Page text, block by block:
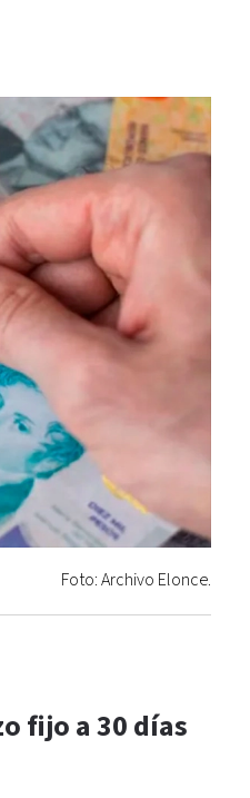
Foto: Archivo Elonce.
fijo a 30 días